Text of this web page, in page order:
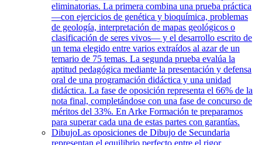
eliminatorias. La primera combina una prueba práctica
—con ejercicios de genética y bioquímica, problemas
de geología, interpretación de mapas geológicos o
clasificación de seres vivos— y el desarrollo escrito de
un tema elegido entre varios extraídos al azar de un
temario de 75 temas. La segunda prueba evalúa la
aptitud pedagógica mediante la presentación y defensa
oral de una programación didáctica y una unidad
didáctica. La fase de oposición representa el 66% de la
nota final, completándose con una fase de concurso de
méritos del 33%. En Arke Formación te preparamos
para superar cada una de estas partes con garantías.
DibujoLas oposiciones de Dibujo de Secundaria
representan el equilibrio perfecto entre el rigor